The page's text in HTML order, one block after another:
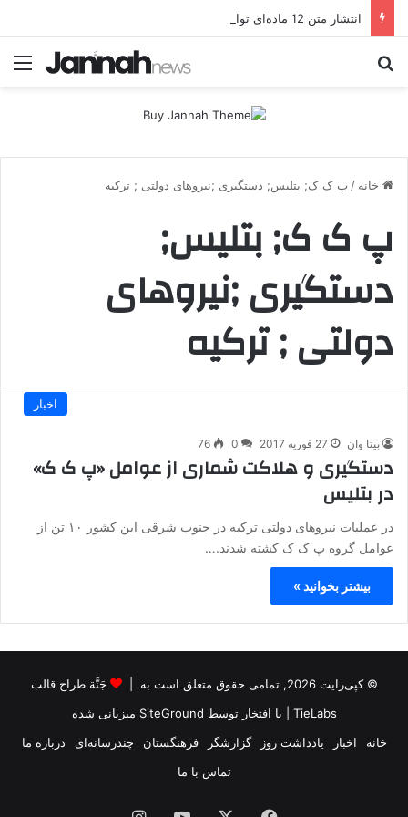
انتشار متن 12 ماده‌ای توافق نهایی بین ترکیه و پ.ک.ک
خانه / پ ک ک; بتلیس; دستگیری ;نیروهای دولتی ; ترکیه
پ ک ک; بتلیس;
دستگیری ;نیروهای
دولتی ; ترکیه
اخبار
بیتا وان 27 فوریه 2017 0
76
دستگیری و هلاکت شماری از عوامل «پ ک ک»
در بتلیس
در عملیات نیروهای دولتی ترکیه در جنوب شرقی این کشور ۱۰ تن از
عوامل گروه پ ک ک کشته شدند.…
بیشتر بخوانید »
© کپی‌رایت 2026, تمامی حقوق متعلق است به |
جَنَّة طراح قالب
TieLabs | با افتخار توسط SiteGround میزبانی شده
خانه
اخبار یادداشت روز گزارشگر فرهنگستان چندرسانه‌ای
درباره ما
تماس با ما